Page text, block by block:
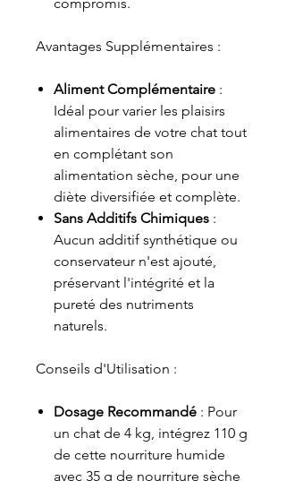
compromis.
Avantages Supplémentaires :
Aliment Complémentaire :
Idéal pour varier les plaisirs
alimentaires de votre chat tout
en complétant son
alimentation sèche, pour une
diète diversifiée et complète.
Sans Additifs Chimiques :
Aucun additif synthétique ou
conservateur n'est ajouté,
préservant l'intégrité et la
pureté des nutriments
naturels.
Conseils d'Utilisation :
Dosage Recommandé : Pour
un chat de 4 kg, intégrez 110 g
de cette nourriture humide
avec 35 g de nourriture sèche